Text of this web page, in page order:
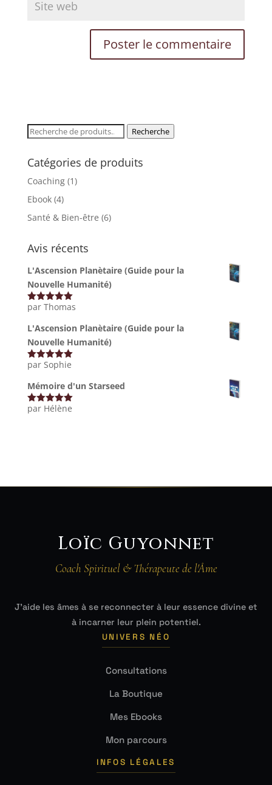
Recherche
Recherche
Catégories de produits
Coaching (1)
Ebook (4)
Santé & Bien-être (6)
Avis récents
L'Ascension Planètaire (Guide pour la
Nouvelle Humanité)
Note 5sur
par Thomas
L'Ascension Planètaire (Guide pour la
Nouvelle Humanité)
Note5sur
par Sophie
Mémoire d'un Starseed
Note5sur
par Hélène
Loïc Guyonnet
Coach Spirituel & Thérapeute de l'Âme
J'aide les âmes à se reconnecter à leur essence divine et
à incarner leur plein potentiel.
UNIVERS NÉO
Consultations
La Boutique
Mes Ebooks
Mon parcours
INFOS LÉGALES
Éveillez Votre Conscience
Rejoignez le cercle et recevez nos
inspirations pour votre transformation